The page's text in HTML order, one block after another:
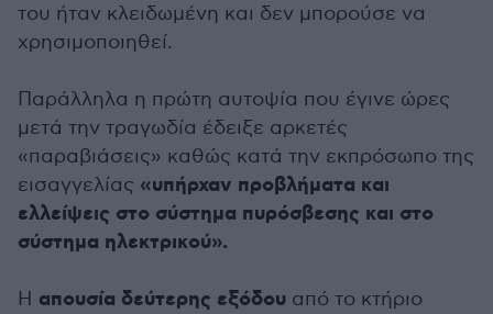
του ήταν κλειδωμένη και δεν μπορούσε να
χρησιμοποιηθεί.
Παράλληλα η πρώτη αυτοψία που έγινε ώρες
μετά την τραγωδία έδειξε αρκετές
«παραβιάσεις» καθώς κατά την εκπρόσωπο της
εισαγγελίας «υπήρχαν προβλήματα και
ελλείψεις στο σύστημα πυρόσβεσης και στο
σύστημα ηλεκτρικού».
Η απουσία δεύτερης εξόδου από το κτήριο